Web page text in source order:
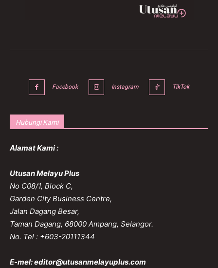
Facebook Instagram TikTok
Hubungi Kami
Alamat Kami :
Utusan Melayu Plus
No C08/1, Block C,
Garden City Business Centre,
Jalan Dagang Besar,
Taman Dagang, 68000 Ampang, Selangor.
No. Tel : +603-20111344
E-mel:editor@utusanmelayuplus.com